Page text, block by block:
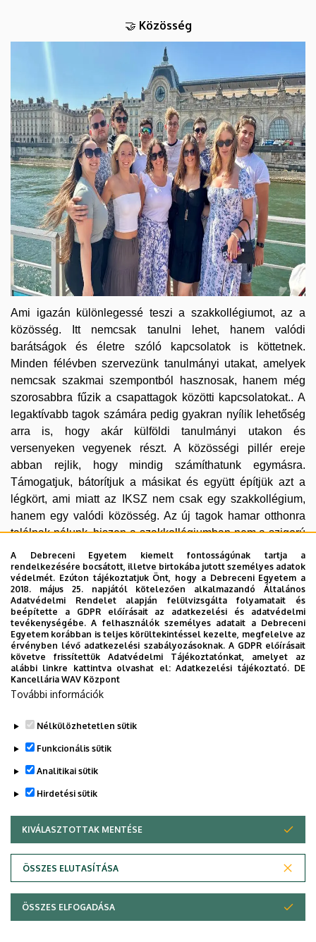
🤝 Közösség
Ami igazán különlegessé teszi a szakkollégiumot, az a
közösség. Itt nemcsak tanulni lehet, hanem valódi
barátságok és életre szóló kapcsolatok is köttetnek.
Minden félévben szervezünk tanulmányi utakat, amelyek
nemcsak szakmai szempontból hasznosak, hanem még
szorosabbra fűzik a csapattagok közötti kapcsolatokat.. A
legaktívabb tagok számára pedig gyakran nyílik lehetőség
arra is, hogy akár külföldi tanulmányi utakon és
versenyeken vegyenek részt. A közösségi pillér ereje
abban rejlik, hogy mindig számíthatunk egymásra.
Támogatjuk, bátorítjuk a másikat és együtt építjük azt a
légkört, ami miatt az IKSZ nem csak egy szakkollégium,
hanem egy valódi közösség. Az új tagok hamar otthonra
találnak nálunk, hiszen a szakkollégiumban nem a szigorú
struktúra, hanem valódi emberi kapcsolatok határozzák
meg a mindennapokat.
Tagjaink sokszínűek, mégis összetartók, mindenki másban
erős és célunk, hogy közösen alkossunk valami értékeset
és éppen ez az, ami igazán működőképessé tesz minket. A
legfontosabb célunk, hogy támogassuk egymást abban,
hogy kibontakozzunk mind szakmailag, mind emberileg.
Aktív tagként nálunk megtalálhatod azt a helyet, ahol
fejlődhetsz és közben mindig társaságra lelsz.
Legutóbbi frissítés:
Adatvédelem
Copyright © 2026 Unideb
A Debreceni Egyetem kiemelt fontosságúnak tartja a
rendelkezésére bocsátott, illetve birtokába jutott személyes adatok
védelmét. Ezúton tájékoztatjuk Önt, hogy a Debreceni Egyetem a
2018. május 25. napjától kötelezően alkalmazandó Általános
Adatvédelmi Rendelet alapján felülvizsgálta folyamatait és
beépítette a GDPR előírásait az adatkezelési és adatvédelmi
tevékenységébe. A felhasználók személyes adatait a Debreceni
Egyetem korábban is teljes körültekintéssel kezelte, megfelelve az
érvényben lévő adatkezelési szabályozásoknak. A GDPR előírásait
követve frissítettük Adatvédelmi Tájékoztatónkat, amelyet az
alábbi linkre kattintva olvashat el:Adatkezelési tájékoztató. DE
Kancellária WAV Központ
További információk
Nélkülözhetetlen sütik
Funkcionális sütik
Analitikai sütik
Hirdetési sütik
KIVÁLASZTOTTAK MENTÉSE
ÖSSZES ELUTASÍTÁSA
WITHDRAW CONSENT
ÖSSZES ELFOGADÁSA